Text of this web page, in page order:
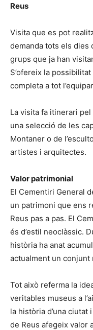
Reus
Visita que es pot
demanda tots els dies
grups que ja han
S’ofereix la
completa a tot
La visita fa itinerari
una selecció de les
Montaner o de
artistes i arquitectes.
Valor patrimonial
El Cementiri General
un patrimoni que ens
Reus pas a pas. El
és d’estil neoclàssic.
història ha anat
actualment un conjunt
Tot això referma la
veritables museus a
la història d’una
de Reus afegeix valor